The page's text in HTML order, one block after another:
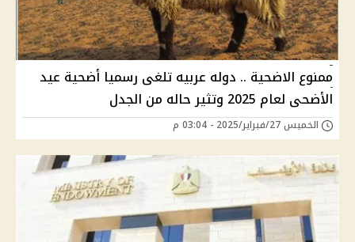
ممنوع الاضحية .. دوله عربيه تلغى رسميا أضحية عيد
الأضحى لعام 2025 وتثير حاله من الجدل
الخميس 27/فبراير/2025 - 03:04 م